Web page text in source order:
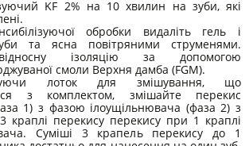
KF 2% на 10 хвилин на зуби, які
обробки видаліть гель і
та ясна повітряними струменями.
ізоляцію за допомогою
смоли Верхня дамба (FGM).
лоток для змішування, що
з комплектом, змішайте перекис
1) з фазою ілоущільнювача (фаза 2) з
краплі перекису перекису при 1 краплі
Суміші 3 крапель перекису до 1